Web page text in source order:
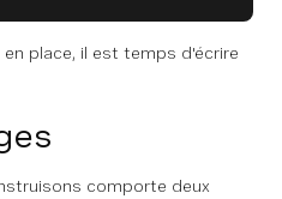
place, il est temps d'écrire
comporte deux